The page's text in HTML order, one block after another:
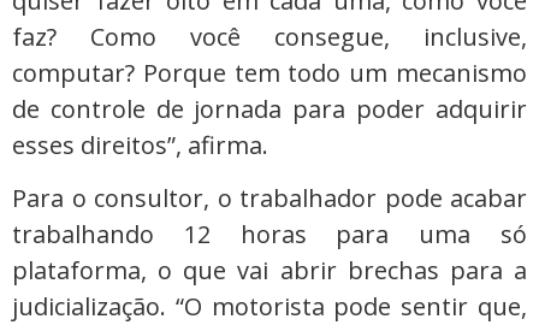
faz? Como você consegue, inclusive,
computar? Porque tem todo um mecanismo
de controle de jornada para poder adquirir
esses direitos”, afirma.
Para o consultor, o trabalhador pode acabar
trabalhando 12 horas para uma só
plataforma, o que vai abrir brechas para a
judicialização. “O motorista pode sentir que,